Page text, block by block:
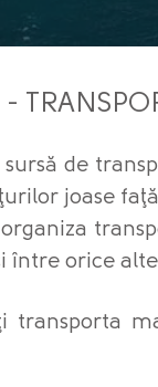
de
joase
între orice
transporta